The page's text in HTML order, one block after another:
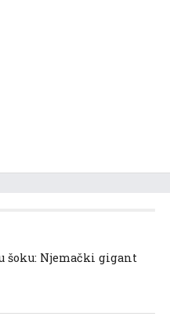
šoku: Njemački gigant